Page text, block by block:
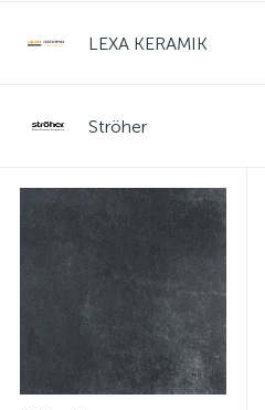
LEXA KERAMIK
Ströher